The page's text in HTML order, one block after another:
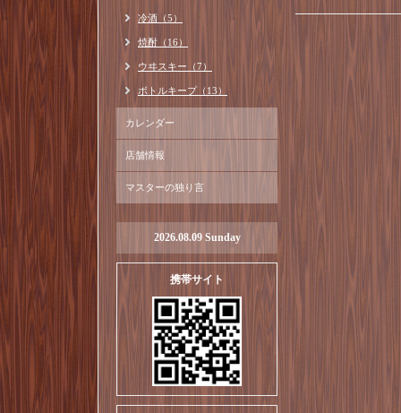
冷酒（5）
焼酎（16）
ウヰスキー（7）
ボトルキープ（13）
カレンダー
店舗情報
マスターの独り言
2026.08.09 Sunday
携帯サイト